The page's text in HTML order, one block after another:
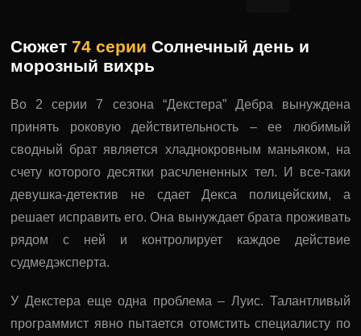
Сюжет 74 серии Солнечный день и
морозный вихрь
Во 2 серии 7 сезона “Декстера” Дебра вынуждена
принять роковую действительность – ее любимый
сводный брат является хладнокровным маньяком, на
счету которого десятки расчлененных тел. И все-таки
девушка-детектив не сдает Декса полицейским, а
решает исправить его. Она вынуждает брата проживать
рядом с ней и контролирует каждое действие
судмедэксперта.
У Декстера еще одна проблема – Луис. Талантливый
программист явно пытается отомстить специалисту по